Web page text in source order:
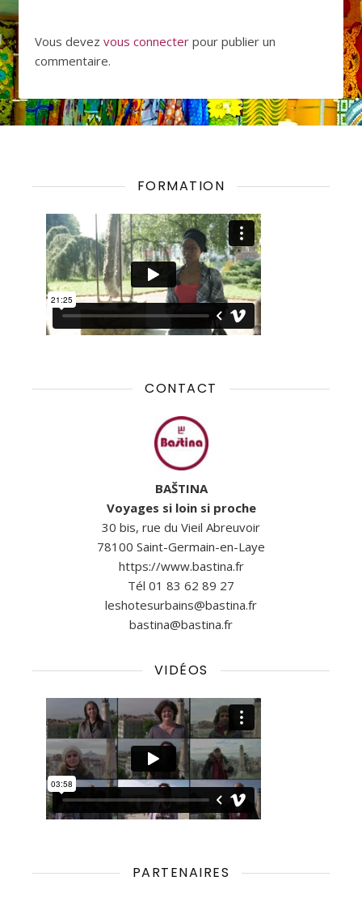
Vous devez vous connecter pour publier un
commentaire.
FORMATION
CONTACT
BAŠTINA
Voyages si loin si proche
30 bis, rue du Vieil Abreuvoir
78100 Saint-Germain-en-Laye
https://www.bastina.fr
Tél 01 83 62 89 27
leshotesurbains@bastina.fr
bastina@bastina.fr
VIDÉOS
PARTENAIRES